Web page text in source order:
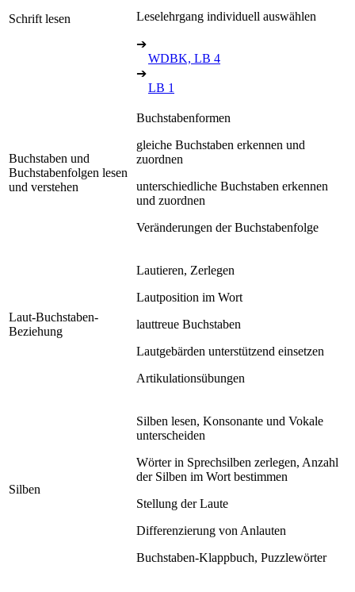
Schrift lesen
Leselehrgang individuell auswählen
➔
WDBK, LB 4
➔
LB 1
Buchstaben und
Buchstabenfolgen lesen
und verstehen
Buchstabenformen
gleiche Buchstaben erkennen und
zuordnen
unterschiedliche Buchstaben erkennen
und zuordnen
Veränderungen der Buchstabenfolge
Laut-Buchstaben-
Beziehung
Lautieren, Zerlegen
Lautposition im Wort
lauttreue Buchstaben
Lautgebärden unterstützend einsetzen
Artikulationsübungen
Silben
Silben lesen, Konsonante und Vokale
unterscheiden
Wörter in Sprechsilben zerlegen, Anzahl
der Silben im Wort bestimmen
Stellung der Laute
Differenzierung von Anlauten
Buchstaben-Klappbuch, Puzzlewörter